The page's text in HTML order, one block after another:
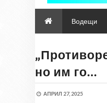
Водещи
но им го…
АПРИЛ 27, 2025